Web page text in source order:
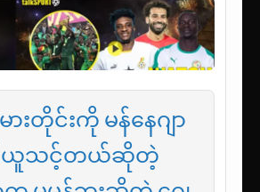
းတိုင်းကို မန်နေဂျာ
ယူသင့်တယ်ဆိုတဲ့